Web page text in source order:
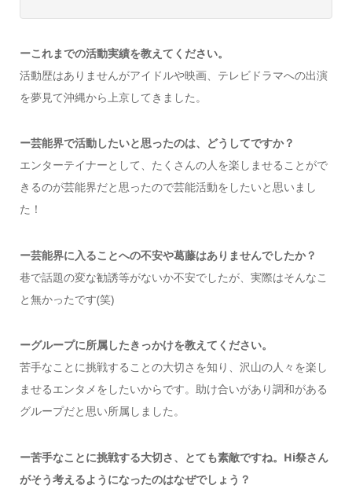
ーこれまでの活動実績を教えてください。
活動歴はありませんがアイドルや映画、テレビドラマへの出演
を夢見て沖縄から上京してきました。
ー芸能界で活動したいと思ったのは、どうしてですか？
エンターテイナーとして、たくさんの人を楽しませることがで
きるのが芸能界だと思ったので芸能活動をしたいと思いまし
た！
ー芸能界に入ることへの不安や葛藤はありませんでしたか？
巷で話題の変な勧誘等がないか不安でしたが、実際はそんなこ
と無かったです(笑)
ーグループに所属したきっかけを教えてください。
苦手なことに挑戦することの大切さを知り、沢山の人々を楽し
ませるエンタメをしたいからです。助け合いがあり調和がある
グループだと思い所属しました。
ー苦手なことに挑戦する大切さ、とても素敵ですね。Hi祭さん
がそう考えるようになったのはなぜでしょう？